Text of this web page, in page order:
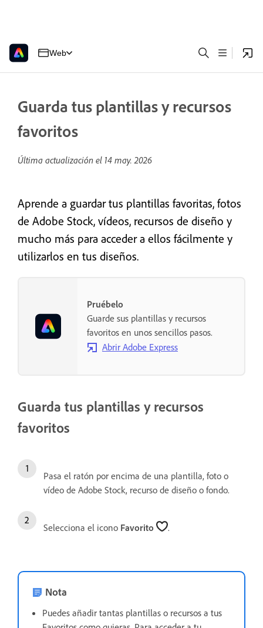
Web
Guarda tus plantillas y recursos
favoritos
Última actualización el 14 may. 2026
Aprende a guardar tus plantillas favoritas, fotos
de Adobe Stock, vídeos, recursos de diseño y
mucho más para acceder a ellos fácilmente y
utilizarlos en tus diseños.
Pruébelo
Guarde sus plantillas y recursos
favoritos en unos sencillos pasos.
Abrir Adobe Express
Guarda tus plantillas y recursos
favoritos
Pasa el ratón por encima de una plantilla, foto o
vídeo de Adobe Stock, recurso de diseño o fondo.
Selecciona el icono Favorito .
Nota
Puedes añadir tantas plantillas o recursos a tus